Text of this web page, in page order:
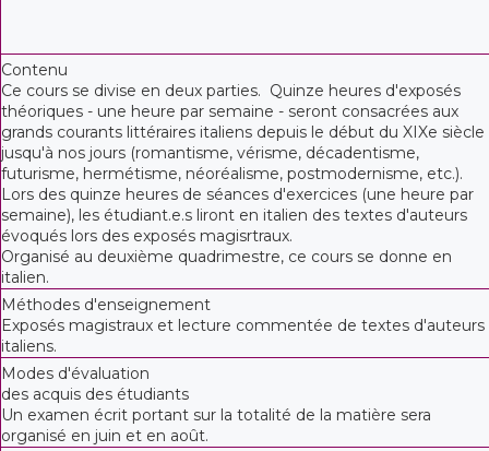
Contenu
Ce cours se divise en deux parties. Quinze heures d'exposés
théoriques - une heure par semaine - seront consacrées aux
grands courants littéraires italiens depuis le début du XIXe siècle
jusqu'à nos jours (romantisme, vérisme, décadentisme,
futurisme, hermétisme, néoréalisme, postmodernisme, etc.).
Lors des quinze heures de séances d'exercices (une heure par
semaine), les étudiant.e.s liront en italien des textes d'auteurs
évoqués lors des exposés magisrtraux.
Organisé au deuxième quadrimestre, ce cours se donne en
italien.
Méthodes d'enseignement
Exposés magistraux et lecture commentée de textes d'auteurs
italiens.
Modes d'évaluation
des acquis des étudiants
Un examen écrit portant sur la totalité de la matière sera
organisé en juin et en août.